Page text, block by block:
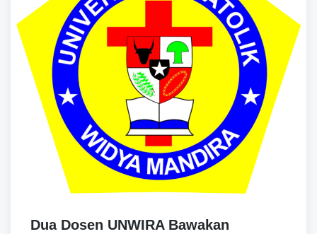
Dua Dosen UNWIRA Bawakan